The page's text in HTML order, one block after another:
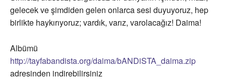
gelecek ve şimdiden gelen onlarca sesi duyuyoruz, hep
birlikte haykırıyoruz; vardık, varız, varolacağız! Daima!
Albümü
http://tayfabandista.org/daima/bANDiSTA_daima.zip
adresinden indirebilirsiniz